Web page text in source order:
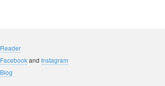
Reader
Facebookand Instagram
Blog